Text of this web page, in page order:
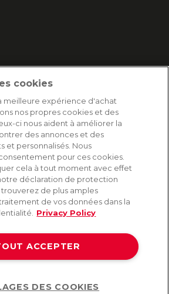
cookies
meilleure expérience d'achat
nos propres cookies et des
ci nous aident à améliorer la
des annonces et des
et personnalisés. Nous
pour ces cookies.
cela à tout moment avec effet
déclaration de protection
trouverez de plus amples
de vos données dans la
Privacy Policy
ACCEPTER
DES COOKIES